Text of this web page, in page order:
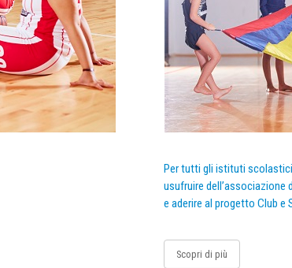
Per tutti gli istituti
usufruire dell’associazione
e aderire al progetto Club e
Scopri di più